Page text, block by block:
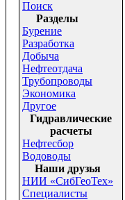
Поиск
Раздeлы
Бурение
Разработка
Добыча
Нефтеотдача
Трубопроводы
Экономика
Другое
Гидравлические
расчеты
Нефтесбор
Водоводы
Наши друзья
НИИ «СибГеоТех»
Специалисты